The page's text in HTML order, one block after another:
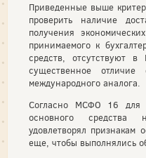
Приведенные выше
проверить наличие
получения
принимаемого к
средств, отсутствуют
существенное отличие
международного аналога.
Согласно МСФО 16 для
основного средства
удовлетворял признакам
еще, чтобы выполнялись